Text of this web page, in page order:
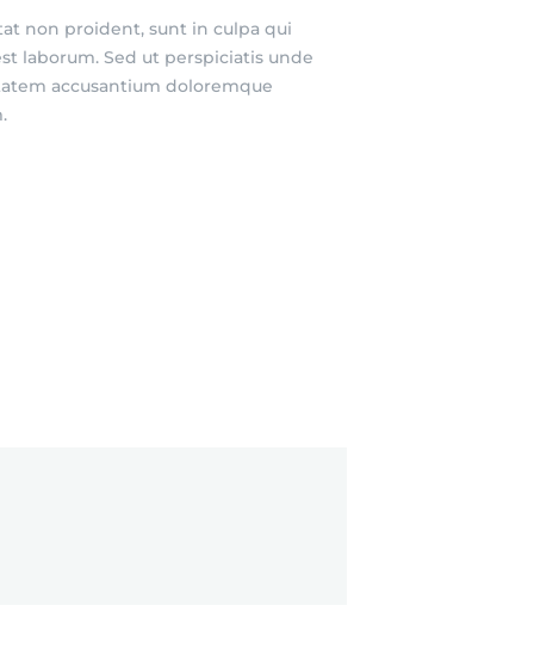
non proident, sunt in culpa qui
laborum. Sed ut perspiciatis unde
accusantium doloremque